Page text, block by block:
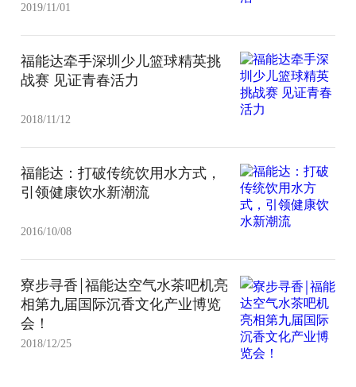
2019/11/01
福能达牵手深圳少儿篮球精英挑
战赛 见证青春活力
2018/11/12
福能达：打破传统饮用水方式，
引领健康饮水新潮流
2016/10/08
寮步寻香￨福能达空气水茶吧机亮
相第九届国际沉香文化产业博览
会！
2018/12/25